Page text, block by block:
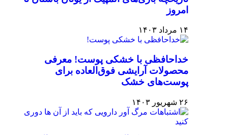
امروز
۱۴ مرداد ۱۴۰۳
خداحافظی با خشکی پوست! معرفی
محصولات آرایشی فوق‌العاده برای
پوست‌های خشک
۲۶ شهریور ۱۴۰۳